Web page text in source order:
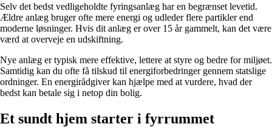
Selv det bedst vedligeholdte fyringsanlæg har en begrænset levetid.
Ældre anlæg bruger ofte mere energi og udleder flere partikler end
moderne løsninger. Hvis dit anlæg er over 15 år gammelt, kan det være
værd at overveje en udskiftning.
Nye anlæg er typisk mere effektive, lettere at styre og bedre for miljøet.
Samtidig kan du ofte få tilskud til energiforbedringer gennem statslige
ordninger. En energirådgiver kan hjælpe med at vurdere, hvad der
bedst kan betale sig i netop din bolig.
Et sundt hjem starter i fyrrummet